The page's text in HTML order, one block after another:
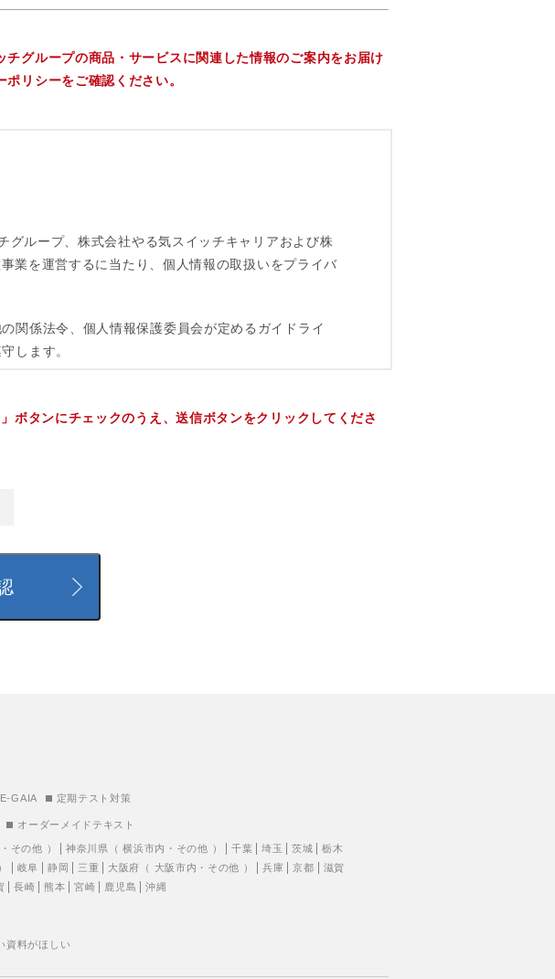
グループの商品・サービスに関連した情報のご案内をお届け
リシーをご確認ください。
ボタンにチェックのうえ、送信ボタンをクリックしてくださ
GAIA 定期テスト対策
オーダーメイドテキスト
・ その他 ） 神奈川県 （横浜市内 ・ その他 ） 千葉 埼玉 茨城
栃木
） 岐阜 静岡 三重 大阪府 （ 大阪市内 ・ その他 ） 兵庫 京都
滋賀
長崎 熊本 宮崎 鹿児島 沖縄
資料がほしい